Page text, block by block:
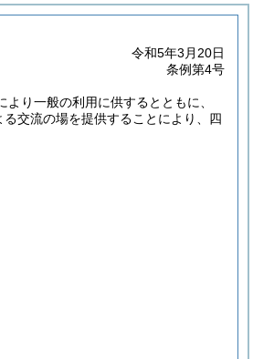
令和5年3月20日
条例第4号
り一般の利用に供するとともに、
交流の場を提供することにより、四